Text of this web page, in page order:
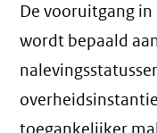
De vooruitgang
wordt bepaald